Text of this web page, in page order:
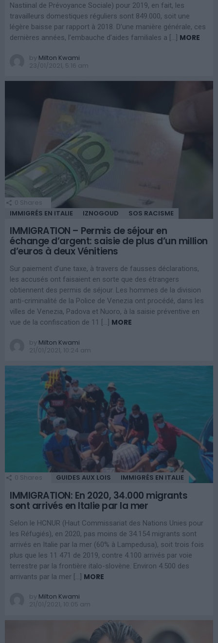
Nastiinal de Prévoyance Sociale) pour 2019, en fait, les
travailleurs domestiques réguliers sont 849.000, soit une
légère baisse par rapport à 2018. D’une manière générale, ces
dernières années, l’embauche d’aides familiales a […] MORE
by Milton Kwami
23/01/2021, 5:16 am
0 Shares
IMMIGRÉS EN ITALIE
IZNOGOUD SOS RACISME
IMMIGRATION – Permis de séjour en
échange d’argent: saisie de plus d’un million
d’euros à deux Vénitiens
Sur paiement d’une taxe, à travers de fausses déclarations,
les accusés ont faisaient en sorte que des étrangers
obtiennent des permis de séjour. Les hommes de la division
anti-criminalité de la Police de Venezia ont procédé, dans les
villes de Venezia, Padova et Nuoro, à la saisie préventive en
vue de la confiscation de 11 […] MORE
by Milton Kwami
21/01/2021, 10:24 am
0 Shares GUIDES AUX LOIS IMMIGRÉS EN ITALIE
IMMIGRATION: En 2020, 34.000 migrants
sont arrivés en Italie par la mer
Selon le HCNUR (Haut Commissariat des Nations Unies pour
les Réfugiés), en 2020, pas moins de 34.154 migrants sont
arrivés en Italie par la mer (60% à Lampedusa), soit trois fois
plus que les 11 471 de 2019, contre 4.100 arrivés par voie
terrestre par la frontière italo-slovène. Environ 4.500 des
arrivants par la mer […] MORE
by Milton Kwami
21/01/2021, 10:05 am